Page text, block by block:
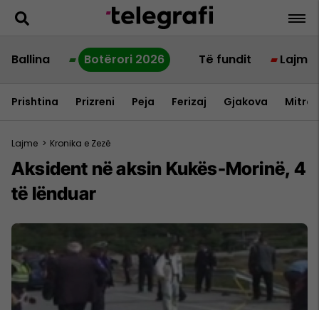
Ballina Botërori 2026 Të fundit Lajme
Prishtina Prizreni Peja Ferizaj Gjakova
Lajme > Kronika e Zezë
Aksident në aksin Kukës-Morinë, 4
të lënduar